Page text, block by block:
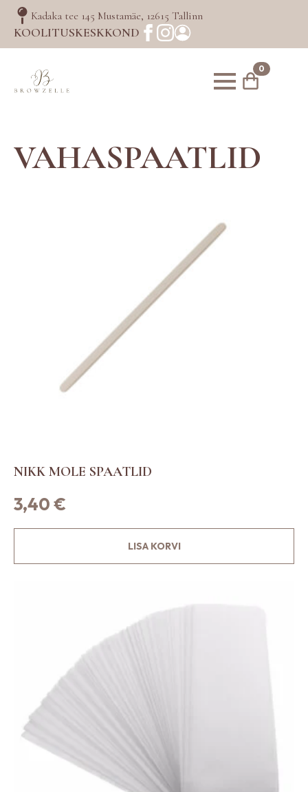
Kadaka tee 145 Mustamäe, 12615 Tallinn
KOOLITUSKESKKOND
0
VAHASPAATLID
NIKK MOLE SPAATLID
3,40€
LISA KORVI